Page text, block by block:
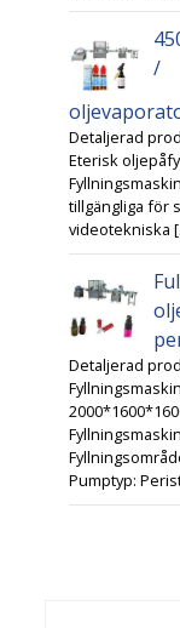
/
Detaljerad
Eterisk
tillgängliga för
videotekniska
Detaljerad
Pumptyp: